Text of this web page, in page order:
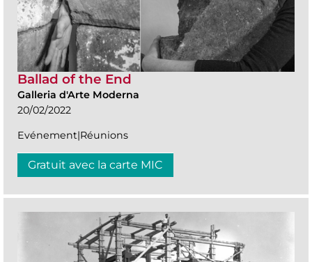
Ballad of the End
Galleria d'Arte Moderna
20/02/2022
Evénement|Réunions
Gratuit avec la carte MIC